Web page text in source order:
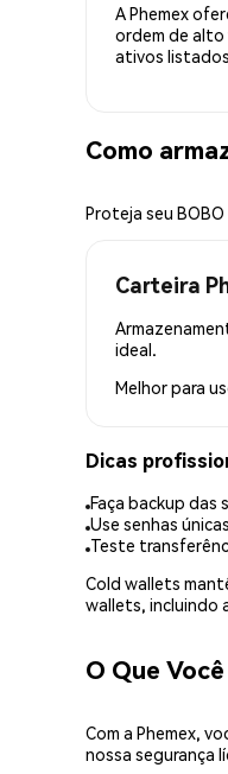
A Phemex
ordem de alto
ativos listados.
Como
Proteja seu
Carteira
ideal.
Melhor para
Dicas
Faça backup das
Use senhas
Teste
Cold wallets
wallets, incluindo
O Que
Com a Phemex,
nossa segurança